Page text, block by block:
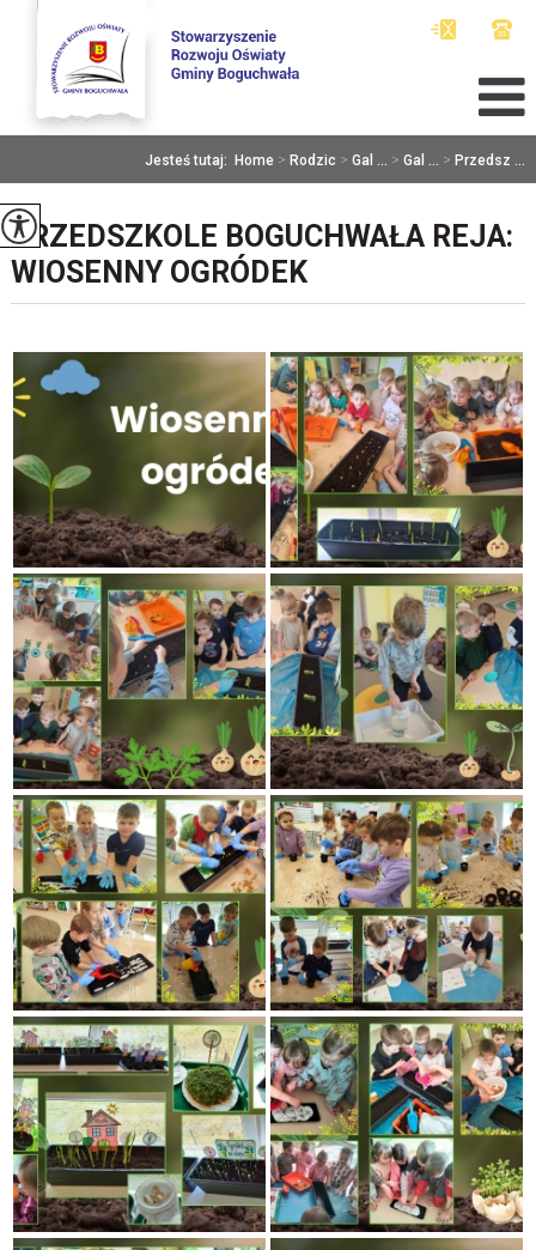
Jesteś tutaj: Home > Rodzic > Gal ... > Gal ... > Przedsz ...
PRZEDSZKOLE BOGUCHWAŁA REJA:
WIOSENNY OGRÓDEK